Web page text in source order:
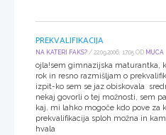
PREKVALIFIKACIJA
NA KATERI FAKS? / 22.09.2006, 17:05 OD MUCA
ojla!sem gimnazijska maturantka,
rok in resno razmišljam o
izpit-ko sem se jaz obiskovala
nekaj govorli o tej možnosti, sem
kaj. mi lahko mogoče kdo pove za
prekvalifikacija sploh možna in
hvala